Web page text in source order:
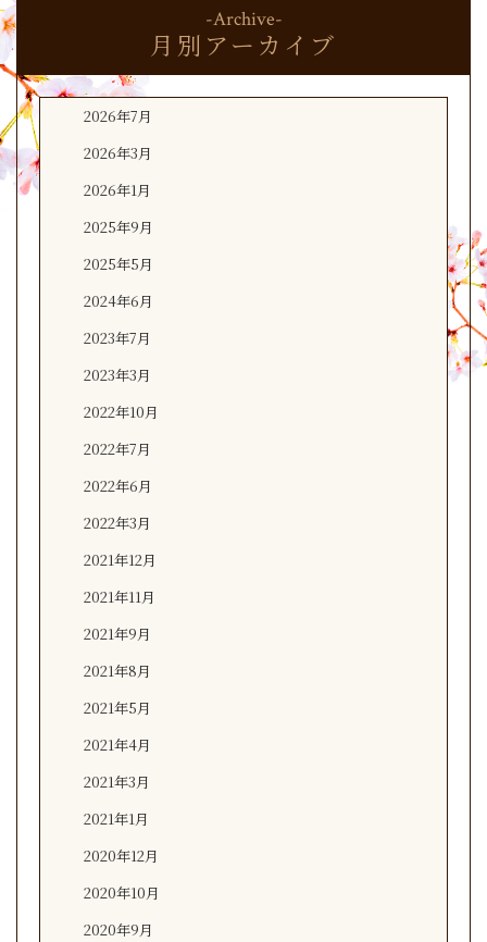
-Archive-
月別アーカイブ
2026年7月
2026年3月
2026年1月
2025年9月
2025年5月
2024年6月
2023年7月
2023年3月
2022年10月
2022年7月
2022年6月
2022年3月
2021年12月
2021年11月
2021年9月
2021年8月
2021年5月
2021年4月
2021年3月
2021年1月
2020年12月
2020年10月
2020年9月